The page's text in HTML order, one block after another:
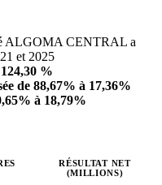
ALGOMA CENTRAL a
et 2025
%
de 88,67% à 17,36%
à 18,79%
RÉSULTAT NET
(MILLIONS)